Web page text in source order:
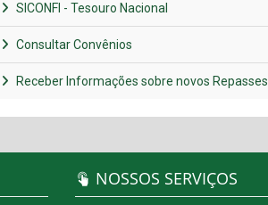
SICONFI - Tesouro Nacional
Consultar Convênios
Receber Informações sobre novos Repasses
NOSSOS SERVIÇOS